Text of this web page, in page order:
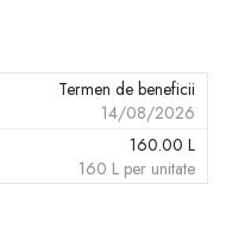
Termen de beneficii
14/08/2026
160.00 L
160 L per unitate